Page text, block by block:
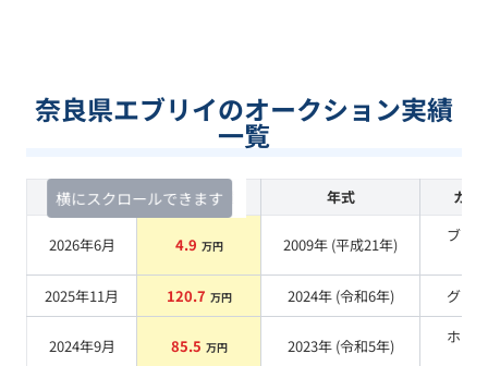
奈良県エブリイのオークション実績
一覧
横にスクロールできます
査定時期 セルカ実績 年式 カラ
2026年6月 4.9 万円 2009年 (平成21年)
ブラ
2025年11月
120.7 万円 2024年 (令和6年) グレー
2024年9月 85.5 万円 2023年 (令和5年)
ホワ